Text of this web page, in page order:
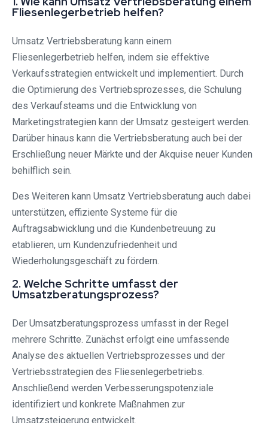
Fliesenlegerbetrieb helfen?
Umsatz Vertriebsberatung kann einem
Fliesenlegerbetrieb helfen, indem sie effektive
Verkaufsstrategien entwickelt und implementiert. Durch
die Optimierung des Vertriebsprozesses, die Schulung
des Verkaufsteams und die Entwicklung von
Marketingstrategien kann der Umsatz gesteigert werden.
Darüber hinaus kann die Vertriebsberatung auch bei der
Erschließung neuer Märkte und der Akquise neuer Kunden
behilflich sein.
Des Weiteren kann Umsatz Vertriebsberatung auch dabei
unterstützen, effiziente Systeme für die
Auftragsabwicklung und die Kundenbetreuung zu
etablieren, um Kundenzufriedenheit und
Wiederholungsgeschäft zu fördern.
2. Welche Schritte umfasst der
Umsatzberatungsprozess?
Der Umsatzberatungsprozess umfasst in der Regel
mehrere Schritte. Zunächst erfolgt eine umfassende
Analyse des aktuellen Vertriebsprozesses und der
Vertriebsstrategien des Fliesenlegerbetriebs.
Anschließend werden Verbesserungspotenziale
identifiziert und konkrete Maßnahmen zur
Umsatzsteigerung entwickelt.